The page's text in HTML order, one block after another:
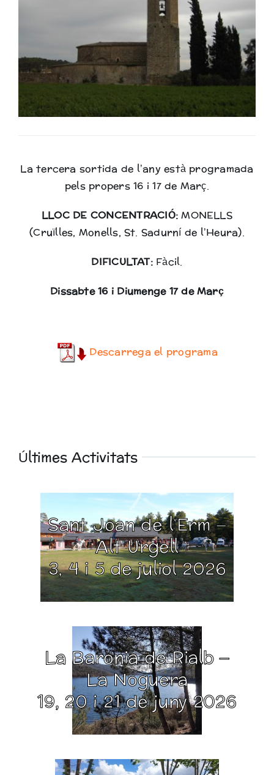
La tercera sortida de l’any està programada
pels propers 16 i 17 de Març.
LLOC DE CONCENTRACIÓ:MONELLS
(Cruïlles, Monells, St. Sadurní de l’Heura).
DIFICULTAT: Fàcil.
Dissabte 16 i Diumenge 17 de Març
Descarrega el programa
Últimes Activitats
Sant Joan de l’Erm –
Alt Urgell
3, 4 i 5 de juliol 2026
La Baronia de Rialb –
La Noguera
19, 20 i 21 de juny 2026